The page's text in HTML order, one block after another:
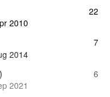
2010
22
2014
7
2021
6